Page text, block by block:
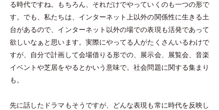
る時代ですね。もちろん、それだけでやっていくのも一つの形で
す。でも、私たちは、インターネット上以外の関係性に生きる土
台があるので、インターネット以外の場での表現も活発であって
欲しいなぁと思います。実際にやってる人がたくさんいるわけで
すが、自分で計画して会場借りる形での、展示会、展覧会、音楽
イベントや芝居をやるとかいう意味で。社会問題に関する集まり
も。
先に話したドラマもそうですが、どんな表現も常に時代を反映し